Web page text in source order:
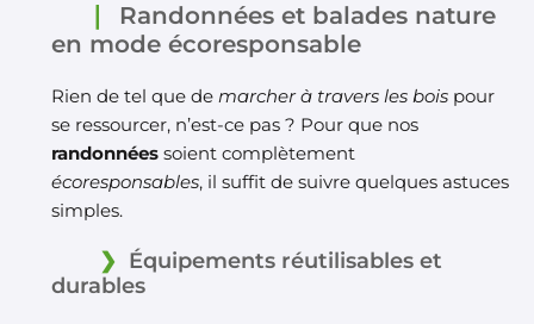
Randonnées et balades nature
en mode écoresponsable
Rien de tel que de marcher à travers les bois pour
se ressourcer, n’est-ce pas ? Pour que nos
randonnées soient complètement
écoresponsables, il suffit de suivre quelques astuces
simples.
Équipements réutilisables et
durables